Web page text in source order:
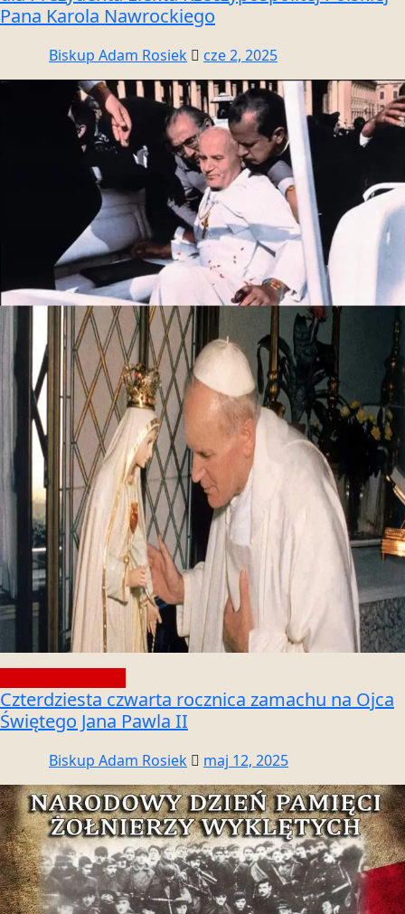
Pana Karola Nawrockiego
Biskup Adam Rosiek cze 2, 2025
Czterdziesta czwarta rocznica zamachu na Ojca
Świętego Jana Pawla II
Biskup Adam Rosiek maj 12, 2025